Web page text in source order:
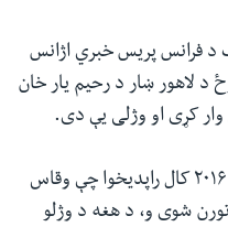
د فرانس پریس خبري اژانس
د لاهور ښار د رحیم یار خان
کړی او وژلی یې دی.
ښاغلي اشرف ویلي چې دې پولیس د ۲۰۱۶ کال راپدیخوا چې وقاس
شوی و، د هغه د وژلو